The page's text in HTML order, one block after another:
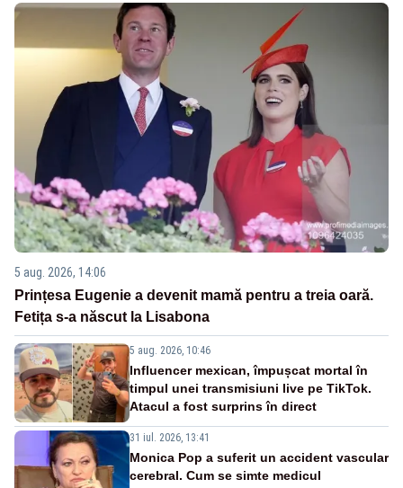
5 aug. 2026, 14:06
Prințesa Eugenie a devenit mamă pentru a treia oară.
Fetița s-a născut la Lisabona
5 aug. 2026, 10:46
Influencer mexican, împușcat mortal în
timpul unei transmisiuni live pe TikTok.
Atacul a fost surprins în direct
31 iul. 2026, 13:41
Monica Pop a suferit un accident vascular
cerebral. Cum se simte medicul